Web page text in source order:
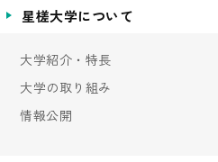
星槎大学について
大学紹介・特長
大学の取り組み
情報公開